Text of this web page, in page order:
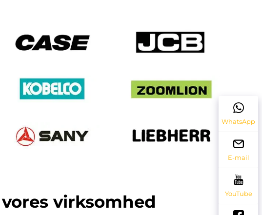
virksomhed
WhatsApp
E-mail
YouTube